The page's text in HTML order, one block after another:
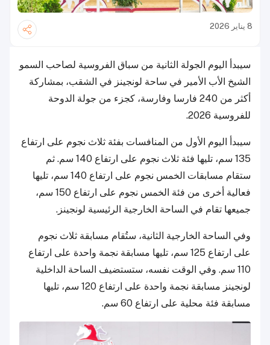
8 يناير 2026
سيبدأ اليوم الجولة الثانية من سباق الفروسية لصاحب السمو
الشيخ الأب الأمير في ساحة لونجينز في الشقب، بمشاركة
أكثر من 240 فارسا وفارسة، كجزء من جولة الدوحة
للفروسية 2026.
سيبدأ اليوم الأول من المنافسات بفئة ثلاث نجوم على ارتفاع
135 سم، تليها فئة ثلاث نجوم على ارتفاع 140 سم. ثم
ستقام مسابقات الخمس نجوم على ارتفاع 140 سم، تليها
فعالية أخرى من فئة الخمس نجوم على ارتفاع 150 سم،
جميعها تقام في الساحة الخارجية الرئيسية لونجينز.
وفي الساحة الخارجية الثانية، ستُقام مسابقة ثلاث نجوم
على ارتفاع 125 سم، تليها مسابقة نجمة واحدة على ارتفاع
110 سم. وفي الوقت نفسه، ستستضيف الساحة الداخلية
لونجينز مسابقة نجمة واحدة على ارتفاع 120 سم، تليها
مسابقة فئة محلية على ارتفاع 60 سم.